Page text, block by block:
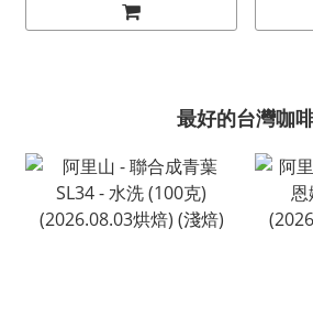
最好的台灣咖